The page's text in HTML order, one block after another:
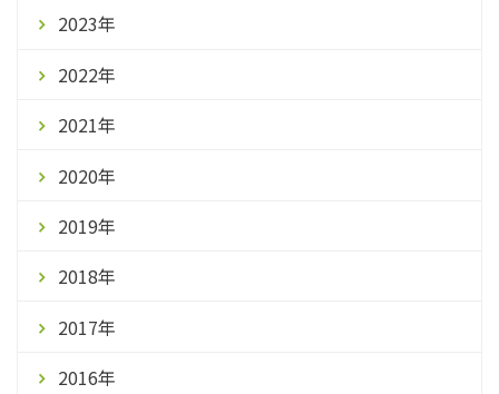
2023年
2022年
2021年
2020年
2019年
2018年
2017年
2016年